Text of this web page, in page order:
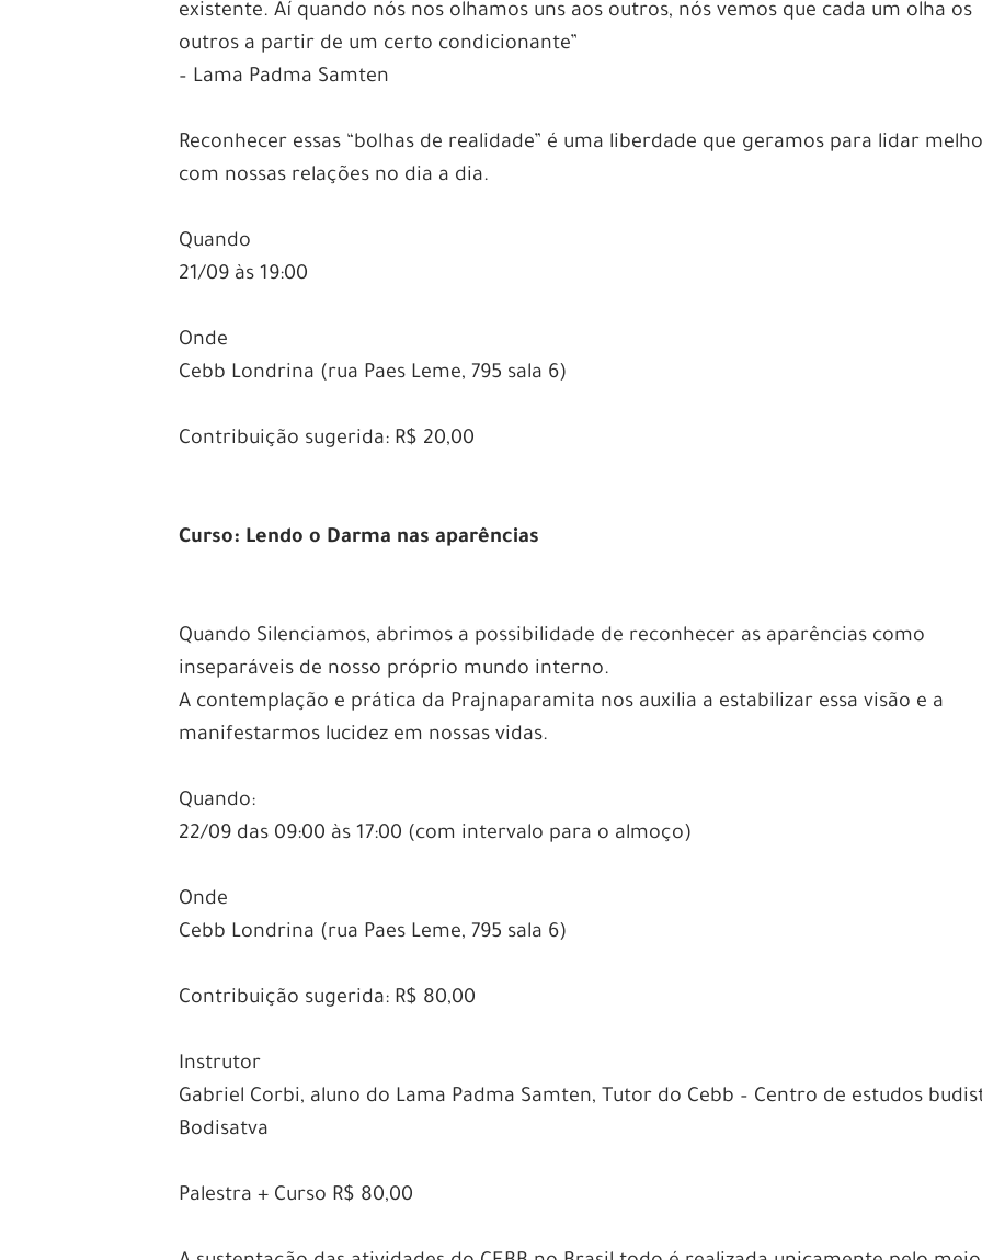
existente. Aí quando nós nos olhamos uns aos outros, nós vemos que cada um olha os
outros a partir de um certo condicionante”
– Lama Padma Samten
Reconhecer essas “bolhas de realidade” é uma liberdade que geramos para lidar
com nossas relações no dia a dia.
Quando
21/09 às 19:00
Onde
Cebb Londrina (rua Paes Leme, 795 sala 6)
Contribuição sugerida: R$ 20,00
Curso: Lendo o Darma nas aparências
Quando Silenciamos, abrimos a possibilidade de reconhecer as aparências como
inseparáveis de nosso próprio mundo interno.
A contemplação e prática da Prajnaparamita nos auxilia a estabilizar essa visão e a
manifestarmos lucidez em nossas vidas.
Quando:
22/09 das 09:00 às 17:00 (com intervalo para o almoço)
Onde
Cebb Londrina (rua Paes Leme, 795 sala 6)
Contribuição sugerida: R$ 80,00
Instrutor
Gabriel Corbi, aluno do Lama Padma Samten, Tutor do Cebb – Centro de estudos
Bodisatva
Palestra + Curso R$ 80,00